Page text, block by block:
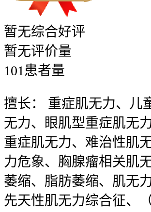
暂无综合好评
暂无评价量
101患者量
擅长：
重症肌无力、儿
无力、眼肌型重症肌无
重症肌无力、难治性肌
力危象、胸腺瘤相关肌
萎缩、脂肪萎缩、肌无
先天性肌无力综合征、